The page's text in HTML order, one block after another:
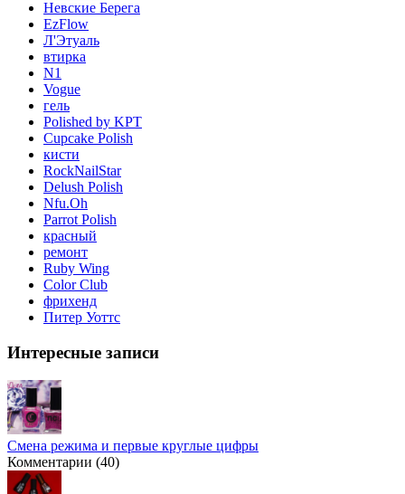
Невские Берега
EzFlow
Л'Этуаль
втирка
N1
Vogue
гель
Polished by KPT
Cupcake Polish
кисти
RockNailStar
Delush Polish
Nfu.Oh
Parrot Polish
красный
ремонт
Ruby Wing
Color Club
фрихенд
Питер Уоттс
Интересные записи
Смена режима и первые круглые цифры
Комментарии (40)